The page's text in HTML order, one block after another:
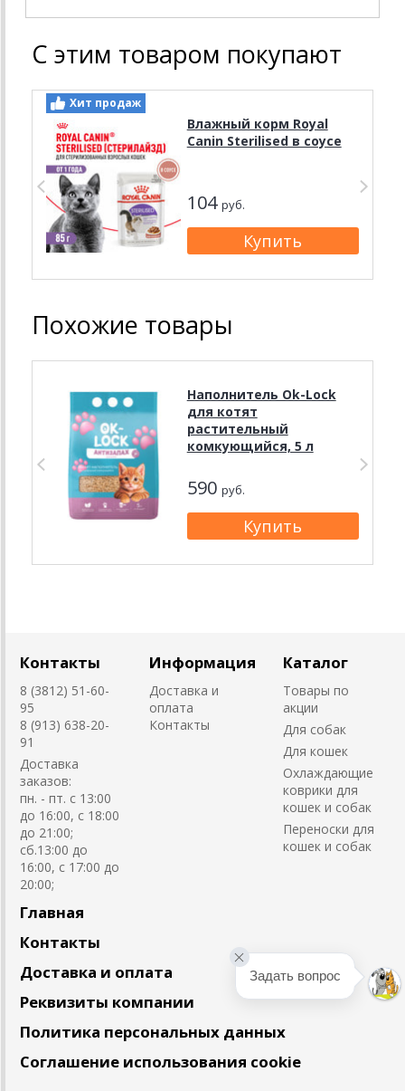
С этим товаром покупают
Хит продаж
Влажный корм Royal
Canin Sterilised в соусе
104 руб.
Похожие товары
Наполнитель Ok-Lock
для котят
растительный
комкующийся, 5 л
590 руб.
Контакты
8 (3812) 51-60-
95
8 (913) 638-20-
91
Доставка
заказов:
пн. - пт. с 13:00
до 16:00, с 18:00
до 21:00;
сб.13:00 до
16:00, с 17:00 до
20:00;
Информация
Доставка и
оплата
Контакты
Каталог
Товары по
акции
Для собак
Для кошек
Охлаждающие
коврики для
кошек и собак
Переноски для
кошек и собак
Главная
Контакты
Доставка и оплата
Реквизиты компании
Политика персональных данных
Соглашение использования cookie
Задать вопрос